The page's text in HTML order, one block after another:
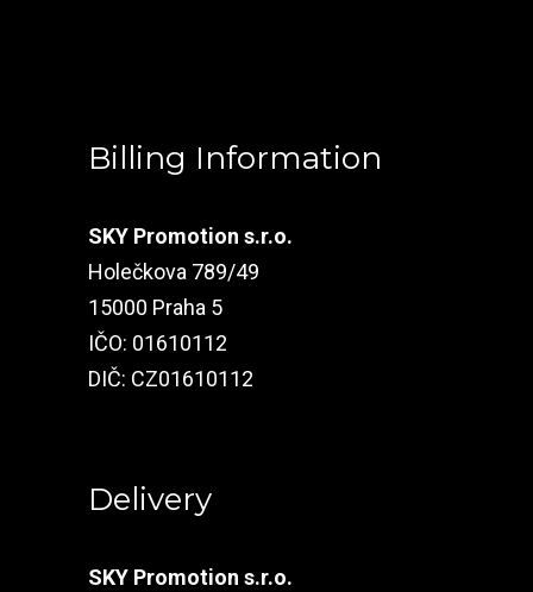
Billing Information
SKY Promotion s.r.o.
Holečkova 789/49
15000 Praha 5
IČO: 01610112
DIČ: CZ01610112
Delivery
SKY Promotion s.r.o.